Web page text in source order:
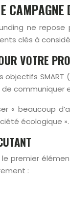
CAMPAGNE
ne
clés à
VOTRE
« beaucoup
écologique
premier
: